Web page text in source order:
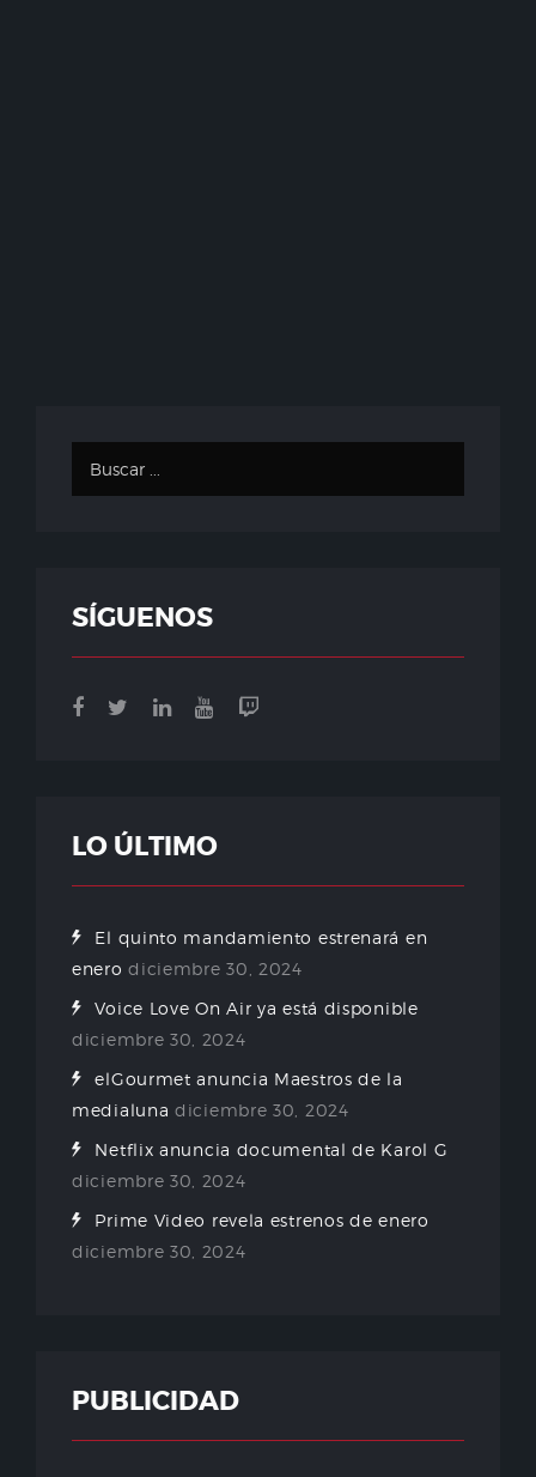
SÍGUENOS
LO ÚLTIMO
El quinto mandamiento estrenará en
enero diciembre 30, 2024
Voice Love On Air ya está disponible
diciembre 30, 2024
elGourmet anuncia Maestros de la
medialuna diciembre 30, 2024
Netflix anuncia documental de Karol G
diciembre 30, 2024
Prime Video revela estrenos de enero
diciembre 30, 2024
PUBLICIDAD